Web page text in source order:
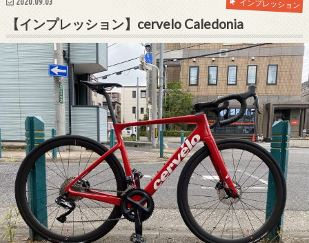
インプレッション
【インプレッション】cervelo Caledonia